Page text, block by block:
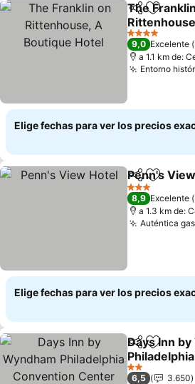
Compartir
The
Hotel
Ver precios
4 Estrellas
9,0 Excelente
a 1.1 km de:
Entorno
Elige fechas para ver los precios
Compartir
Penn's
3 Estrellas
8,9 Excelente
a 1.3 km de:
Auténtica
Elige fechas para ver los precios
Compartir
Days Inn
Center
Ver precios
2 Estrellas
6,5
3.650